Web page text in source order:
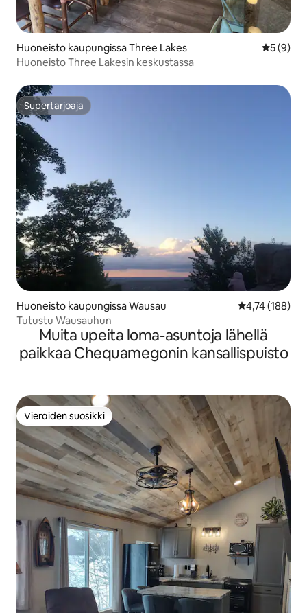
Huoneisto kaupungissa Three Lakes
5 (9)
Huoneisto Three Lakesin keskustassa
Supertarjoaja
Supertarjoaja
Huoneisto kaupungissa Wausau
4,74 (188)
Tutustu Wausauhun
Muita upeita loma-asuntoja lähellä
paikkaa Chequamegonin kansallispuisto
Vieraiden suosikki
Vieraiden suosikki